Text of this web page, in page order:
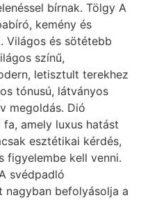
bírnak. Tölgy A
kemény és
Világos és sötétebb
színű,
letisztult terekhez
tónusú, látványos
megoldás. Dió
amely luxus hatást
esztétikai kérdés,
figyelembe kell venni.
svédpadló
nagyban befolyásolja a